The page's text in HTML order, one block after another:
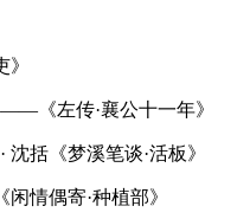
《左传·襄公十一年》
括《梦溪笔谈·活板》
情偶寄·种植部》